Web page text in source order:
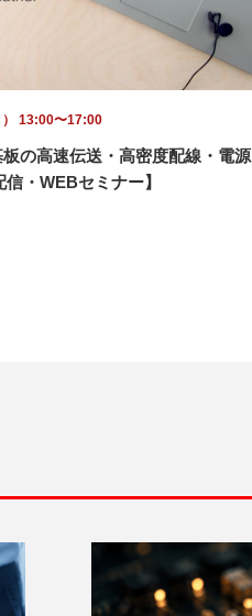
13:00〜17:00
の高速伝送・高密度配線・電源
・WEBセミナー】